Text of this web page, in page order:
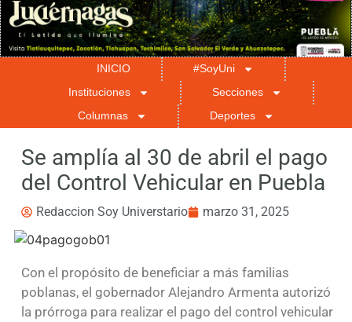
INICIO
#SoyUni
Instituciones
Secciones
Columnas
Deportes
Se amplía al 30 de abril el pago
del Control Vehicular en Puebla
Redaccion Soy Universtario marzo 31, 2025
Con el propósito de beneficiar a más familias
poblanas, el gobernador Alejandro Armenta autorizó
la prórroga para realizar el pago del control vehicular